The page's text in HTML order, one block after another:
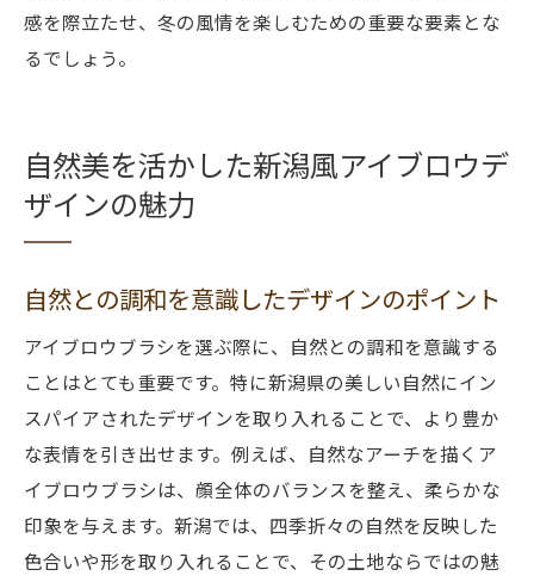
感を際立たせ、冬の風情を楽しむための重要な要素とな
るでしょう。
自然美を活かした新潟風アイブロウデ
ザインの魅力
自然との調和を意識したデザインのポイント
アイブロウブラシを選ぶ際に、自然との調和を意識する
ことはとても重要です。特に新潟県の美しい自然にイン
スパイアされたデザインを取り入れることで、より豊か
な表情を引き出せます。例えば、自然なアーチを描くア
イブロウブラシは、顔全体のバランスを整え、柔らかな
印象を与えます。新潟では、四季折々の自然を反映した
色合いや形を取り入れることで、その土地ならではの魅